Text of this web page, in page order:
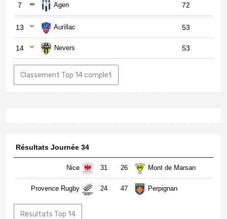
7 Agen 72
13 Aurillac 53
14 Nevers 53
Classement Top 14 complet
Résultats Journée 34
Nice 31 26 Mont de Marsan
Provence Rugby 24 47 Perpignan
Résultats Top 14